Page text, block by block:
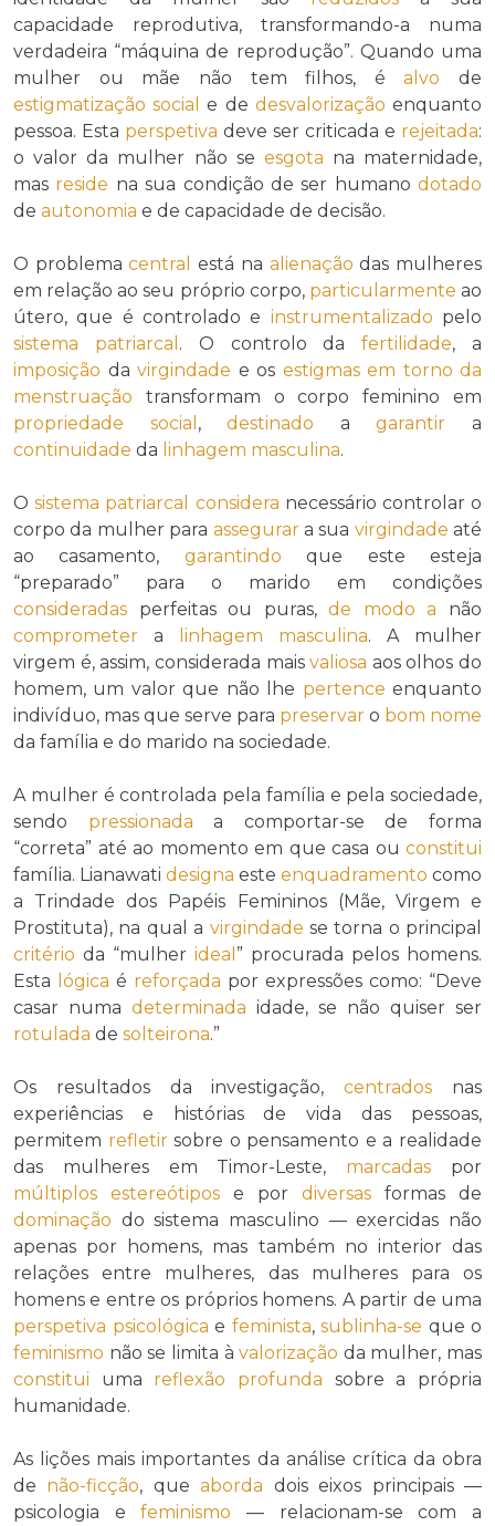
capacidade reprodutiva, transformando-a numa
verdadeira “máquina de reprodução”. Quando uma
mulher ou mãe não tem filhos, éalvo de
estigmatização social
e de desvalorização enquanto
pessoa. Esta perspetiva deve ser criticada e rejeitada:
o valor da mulher não se esgota na maternidade,
mas reside na sua condição de ser humano dotado
de autonomia e de capacidade de decisão.
O problemacentral está na alienação das mulheres
em relação ao seu próprio corpo, particularmente ao
útero, que é controlado e instrumentalizado pelo
sistema patriarcal . O controlo dafertilidade, a
imposição da virgindade e os estigmas em torno da
menstruação transformam o corpo feminino em
propriedade social ,destinado agarantir a
continuidade da linhagem masculina.
Osistema patriarcal considera necessário controlar o
corpo da mulher para assegurara sua virgindade até
ao casamento, garantindo que este esteja
“preparado” para o marido em condições
consideradas perfeitas ou puras,de modo a não
comprometer a linhagem masculina. A mulher
virgem é, assim, considerada maisvaliosa aos olhos do
homem, um valor que não lhe pertence enquanto
indivíduo, mas que serve para preservar o bom nome
da família e do marido na sociedade.
A mulher é controlada pela família e pela sociedade,
sendo pressionada a comportar-se de forma
“correta” até ao momento em que casa ou constitui
família. Lianawati designa este enquadramento como
a Trindade dos Papéis Femininos (Mãe, Virgem e
Prostituta), na qual a virgindade se torna o principal
critério da “mulher ideal ” procurada pelos homens.
Esta
lógica é reforçada por expressões como: “Deve
casar numa determinada idade, se não quiser ser
rotulada de solteirona.”
Os resultados da investigação,centrados nas
experiências e histórias de vida das pessoas,
permitem refletirsobre o pensamento e a realidade
das mulheres em Timor-Leste, marcadas por
múltiplos
estereótipos e por diversas formas de
dominação do sistema masculino — exercidas não
apenas por homens, mas também no interior das
relações entre mulheres, das mulheres para os
homens e entre os próprios homens. A partir de uma
perspetiva psicológica e feminista, sublinha-se que o
feminismo não se limita àvalorização da mulher, mas
constitui uma reflexão profunda sobre a própria
humanidade.
As lições mais importantes da análise crítica da obra
de não-ficção, queaborda dois eixos principais —
psicologia efeminismo — relacionam-se com a